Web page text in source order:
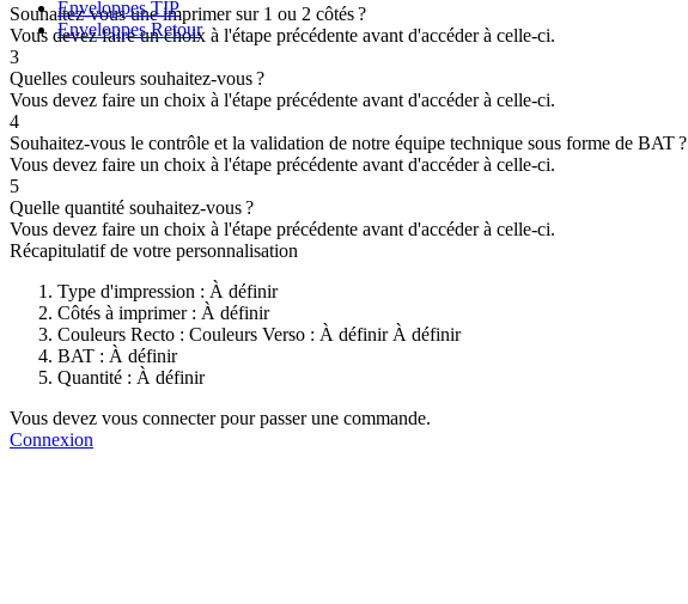
Enveloppes TIP
Enveloppes Retour
Souhaitez-vous une imprimer sur 1 ou 2 côtés ?
Vous devez faire un choix à l'étape précédente avant d'accéder à celle-ci.
3
Quelles couleurs souhaitez-vous ?
Vous devez faire un choix à l'étape précédente avant d'accéder à celle-ci.
4
Souhaitez-vous le contrôle et la validation de notre équipe technique sous forme de BAT ?
Vous devez faire un choix à l'étape précédente avant d'accéder à celle-ci.
5
Quelle quantité souhaitez-vous ?
Vous devez faire un choix à l'étape précédente avant d'accéder à celle-ci.
Récapitulatif de votre personnalisation
Type d'impression : À définir
Côtés à imprimer : À définir
Couleurs Recto : Couleurs Verso : À définir À définir
BAT : À définir
Quantité : À définir
Vous devez vous connecter pour passer une commande.
Connexion